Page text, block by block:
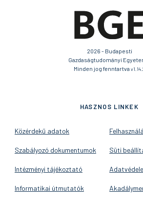
2026 - Budapesti
Gazdaságtudományi
Minden jog fenntartva
HASZNOS LINKEK
Közérdekű adatok
Szabályozó dokumentumok
Intézményi tájékoztató
Informatikai útmutatók
Süti